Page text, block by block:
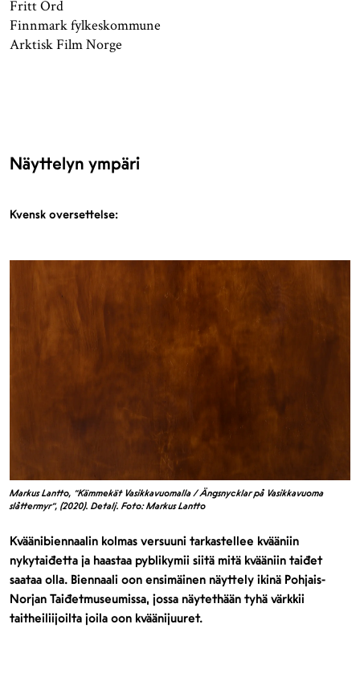
Fritt Ord
Finnmark fylkeskommune
Arktisk Film Norge
Näyttelyn ympäri
Kvensk oversettelse:
Markus Lantto, "Kämmekät Vasikkavuomalla / Ängsnycklar på Vasikkavuoma
slåttermyr", (2020). Detalj. Foto: Markus Lantto
Kväänibiennaalin kolmas versuuni tarkastellee kvääniin
nykytaiđetta ja haastaa pyblikymii siitä mitä kvääniin taiđet
saataa olla. Biennaali oon ensimäinen näyttely ikinä Pohjais-
Norjan Taiđetmuseumissa, jossa näytethään tyhä värkkii
taitheiliijoilta joila oon kväänijuuret.